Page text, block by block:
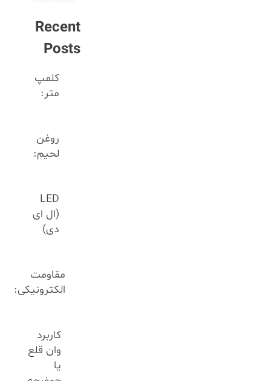
Recent
Posts
کلمپ
متر:
روغن
لحیم:
LED
(ال ای
دی)
مقاومت
الکترونیکی:
کاربرد
وان قلع
یا